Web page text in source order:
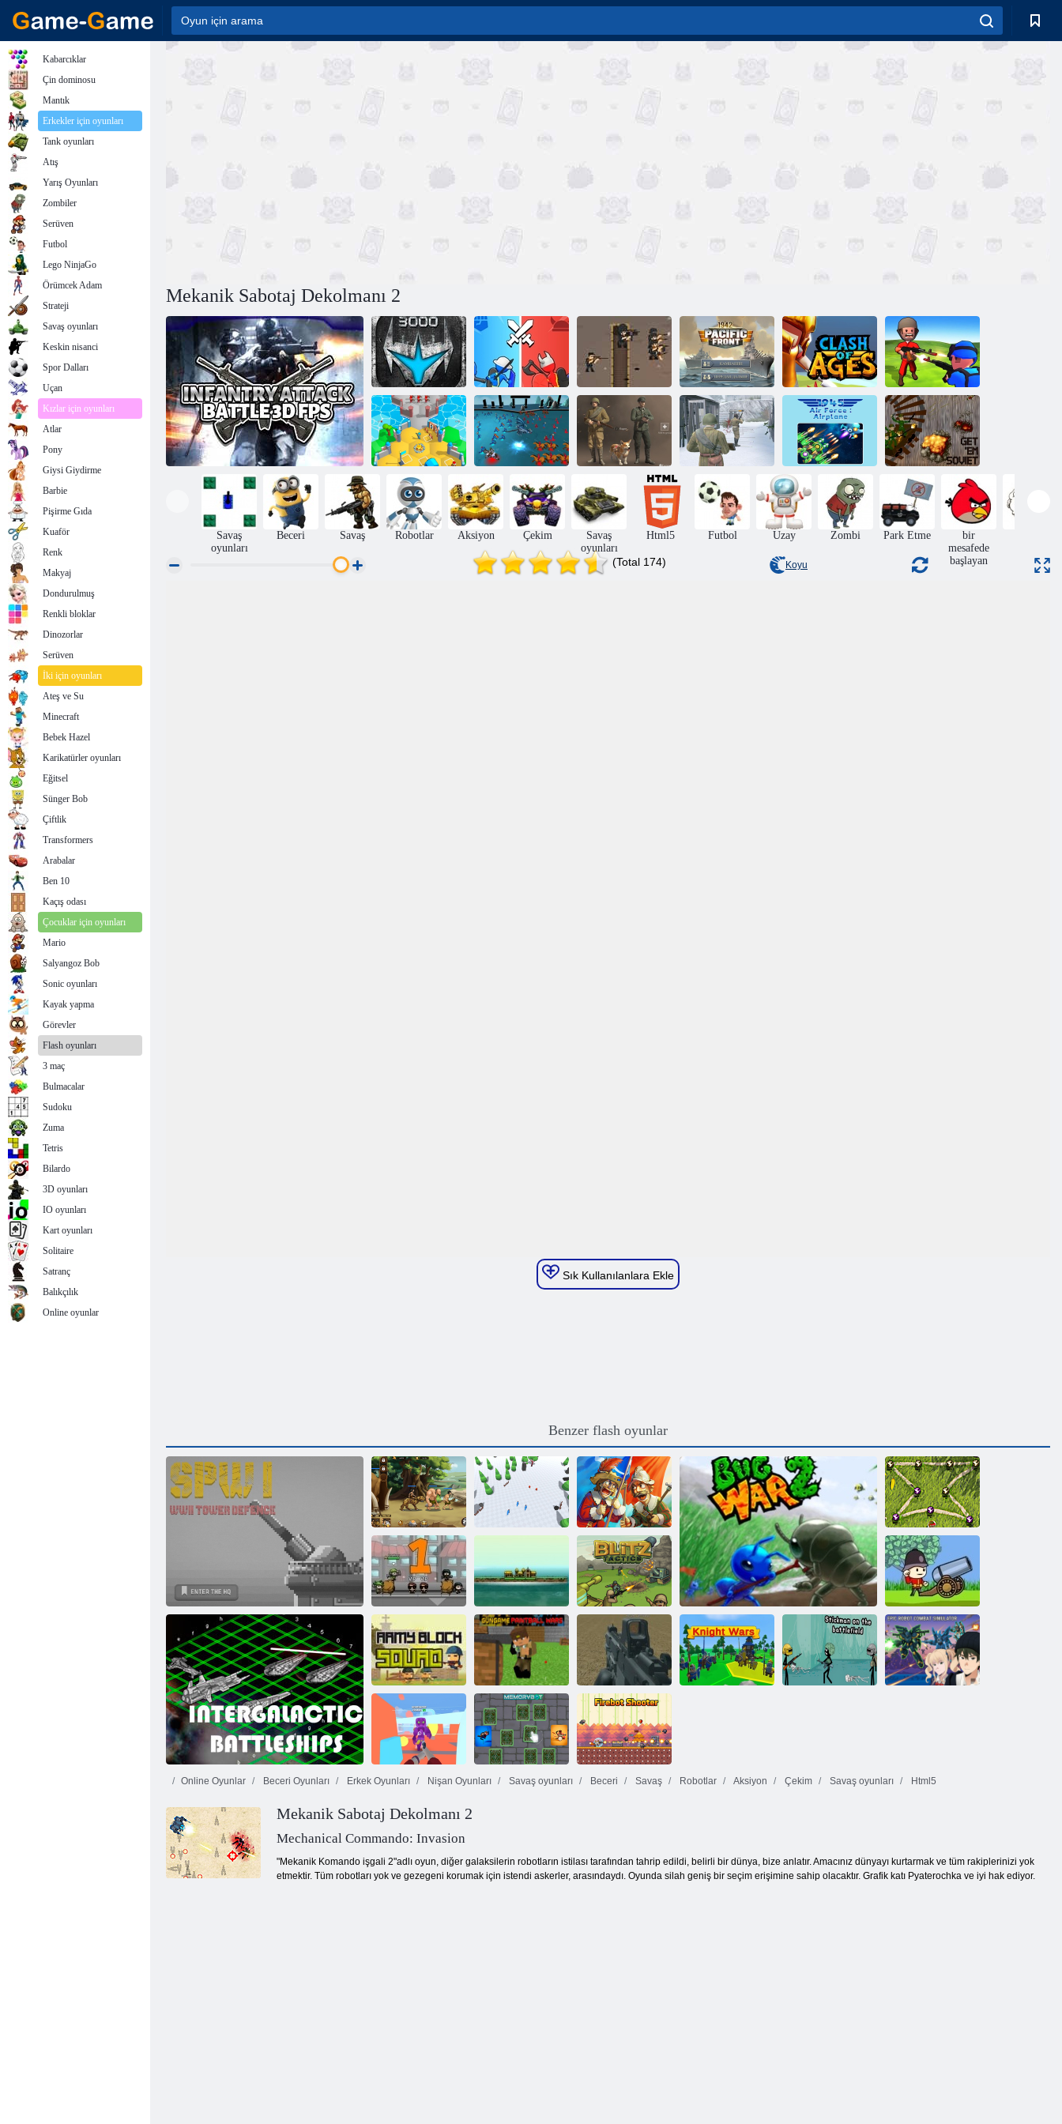
Mekanik Sabotaj Dekolmanı 2
Savaş Yolu
Eyalet Savaşları:
Hepsini
Fethedin
Tüfek Saldırısı
1942 Pasifik
Cephesi
Çağların
Çatışması
Küçük
Komutan.
Kırmızı ve Mavi
Büyü Savaşları
Savaş
Simülatörü -
Sandbox
Savaş 1942
1945 Hava
Kuvvetleri:
Uçak
Onları Sovyet'e
Savaş
oyunları
Beceri Savaş Robotlar Aksiyon Çekim
Savaş
oyunları
Html5 Futbol Uzay Zombi Park Etme
bir
mesafede
başlayan
(Total 174) Koyu
Sık Kullanılanlara Ekle
Benzer flash oyunlar
Spw I Ww2 Kule Savunması
Efsanelerin
Canavar
Kahramanları
Çağların
Çatışması
Silahşörler Barut
vs Çelik
Savaş böcekleri
Kuşatma
İmparatorluğu
ada
Blitz Taktikleri
Askerler ve top:
Dağ Saldırı
Ordu Blok
Takımı
GunGame
Paintball
Savaşları
Helikopter ve
Tank Savaşı Çöl
Fırtınası Çok
Oyunculu
Hit Uzman 3D
Online Oyunlar Beceri Oyunları Erkek Oyunları Nişan Oyunları Savaş oyunları Beceri Savaş Robotlar Aksiyon Çekim Savaş oyunları Html5
Mekanik Sabotaj Dekolmanı 2
Mechanical Commando: Invasion
"Mekanik Komando işgali 2"adlı oyun, diğer galaksilerin robotların istilası tarafından tahrip edildi, belirli bir dünya, bize anlatır. Amacınız dünyayı kurtarmak ve tüm rakiplerinizi yok
etmektir. Tüm robotları yok ve gezegeni korumak için istendi askerler, arasındaydı. Oyunda silah geniş bir seçim erişimine sahip olacaktır. Grafik katı Pyaterochka ve iyi hak ediyor.
Kabarcıklar
Çin dominosu
Mantık
Erkekler için oyunları
Tank oyunları
Atış
Yarış Oyunları
Zombiler
Serüven
Futbol
Lego NinjaGo
Örümcek Adam
Strateji
Savaş oyunları
Keskin nisanci
Spor Dalları
Uçan
Kızlar için oyunları
Atlar
Pony
Giysi Giydirme
Barbie
Pişirme Gıda
Kuaför
Renk
Makyaj
Dondurulmuş
Renkli bloklar
Dinozorlar
Serüven
İki için oyunları
Ateş ve Su
Minecraft
Bebek Hazel
Karikatürler oyunları
Eğitsel
Sünger Bob
Çiftlik
Transformers
Arabalar
Ben 10
Kaçış odası
Çocuklar için oyunları
Mario
Salyangoz Bob
Sonic oyunları
Kayak yapma
Görevler
Flash oyunları
3 maç
Bulmacalar
Sudoku
Zuma
Tetris
Bilardo
3D oyunları
IO oyunları
Kart oyunları
Solitaire
Satranç
Balıkçılık
Online oyunlar